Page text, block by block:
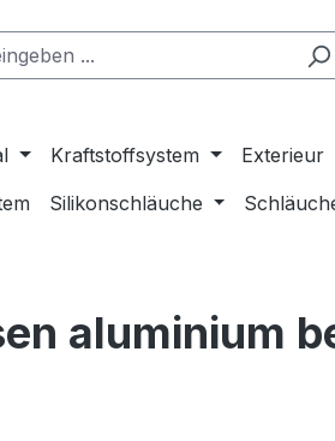
Kraftstoffsystem Exterieur
Silikonschläuche
aluminium